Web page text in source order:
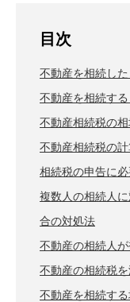
目次
不動産を相続し
不動産を相続す
不動産相続税の
不動産相続税の
相続税の申告に
複数人の相続人
合の対処法
不動産の相続人
不動産の相続税
不動産を相続す